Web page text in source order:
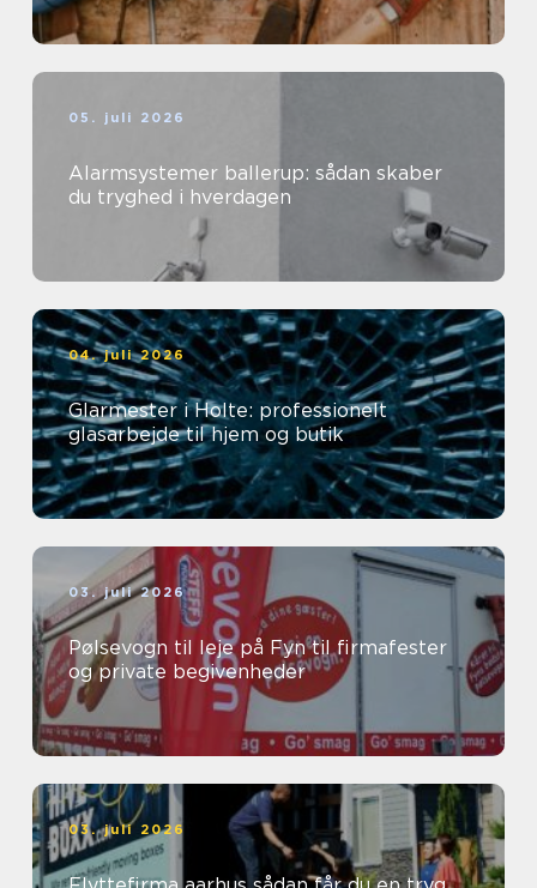
05. juli 2026
Alarmsystemer ballerup: sådan skaber
du tryghed i hverdagen
04. juli 2026
Glarmester i Holte: professionelt
glasarbejde til hjem og butik
03. juli 2026
Pølsevogn til leje på Fyn til firmafester
og private begivenheder
03. juli 2026